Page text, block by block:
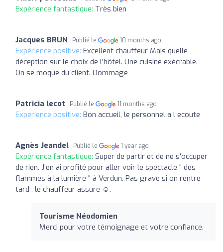
Expérience fantastique: Très bien
Jacques BRUN Publié le 10 months ago
Expérience positive: Excellent chauffeur Mais quelle
déception sur le choix de l'hôtel. Une cuisine exécrable.
On se moque du client. Dommage
Patricia lecot Publié le 11 months ago
Expérience positive: Bon accueil, le personnel a l ecoute
Agnès Jeandel Publié le 1 year ago
Expérience fantastique: Super de partir et de ne s'occuper
de rien. J'en ai profité pour aller voir le spectacle " des
flammes à la lumière " à Verdun. Pas grave si on rentre
tard , le chauffeur assure ☺️.
Tourisme Néodomien
Merci pour votre témoignage et votre confiance.